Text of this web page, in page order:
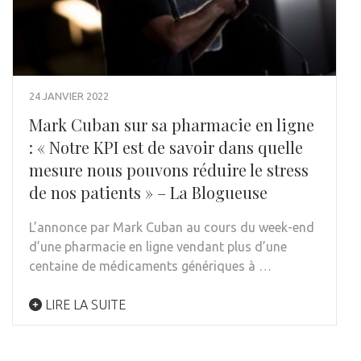
24 JANVIER 2022
Mark Cuban sur sa pharmacie en ligne
: « Notre KPI est de savoir dans quelle
mesure nous pouvons réduire le stress
de nos patients » – La Blogueuse
L’annonce par Mark Cuban au cours du week-end
d’une pharmacie en ligne vendant plus d’une
centaine de médicaments génériques à …
LIRE LA SUITE